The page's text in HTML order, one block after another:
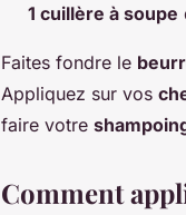
1 cuillère à soupe
Faites fondre le
Appliquez sur vos
faire votre
Comment